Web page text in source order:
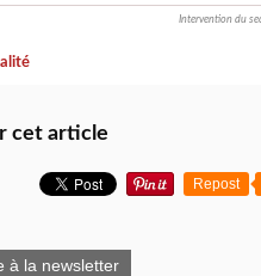
Intervention du
cet article
Repost
à la newsletter